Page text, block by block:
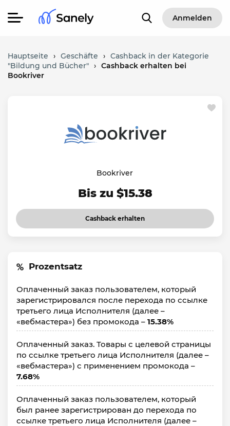
Anmelden
Hauptseite › Geschäfte › Cashback in der Kategorie
"Bildung und Bücher" › Cashback erhalten bei
Bookriver
Bookriver
Bis zu $15.38
Cashback erhalten
Prozentsatz
Оплаченный заказ пользователем, который
зарегистрировался после перехода по ссылке
третьего лица Исполнителя (далее –
«вебмастера») без промокода – 15.38%
Оплаченный заказ. Товары с целевой страницы
по ссылке третьего лица Исполнителя (далее –
«вебмастера») с применением промокода –
7.68%
Оплаченный заказ пользователем, который
был ранее зарегистрирован до перехода по
ссылке третьего лица Исполнителя (далее –